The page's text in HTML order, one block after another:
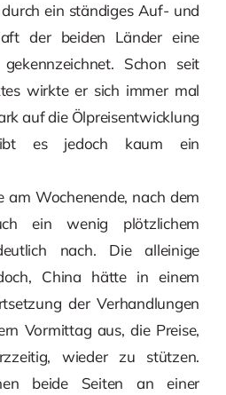
ein ständiges Auf- und
der beiden Länder eine
Schon seit
wirkte er sich immer mal
auf die Ölpreisentwicklung
es jedoch kaum ein
am Wochenende, nach dem
ein wenig plötzlichem
nach. Die alleinige
China hätte in einem
der Verhandlungen
Vormittag aus, die Preise,
wieder zu stützen.
beide Seiten an einer